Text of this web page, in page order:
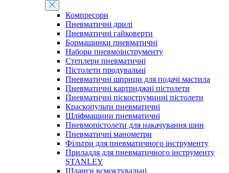
Компресори
Пневматичні дрилі
Пневматичні гайковерти
Бормашинки пневматичні
Набори пневмоінструменту
Степлери пневматичні
Пістолети продувальні
Пневматичні шприци для подачі мастила
Пневматичні картриджні пістолети
Пневматичні піскоструминні пістолети
Краскопульти пневматичні
Шліфмашини пневматичні
Пневмопістолети для накачування шин
Пневматичні манометри
Фільтри для пневматичного інструменту
Приладдя для пневматичного інструменту
STANLEY
Шланги всмоктувальні